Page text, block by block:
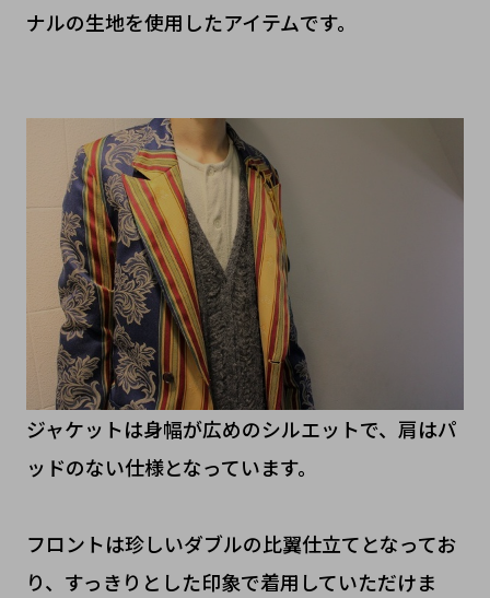
ナルの生地を使用したアイテムです。
ジャケットは身幅が広めのシルエットで、肩はパ
ッドのない仕様となっています。
フロントは珍しいダブルの比翼仕立てとなってお
り、すっきりとした印象で着用していただけま